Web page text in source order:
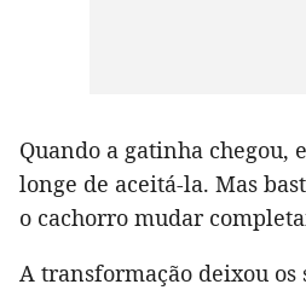
Quando a gatinha chegou,
longe de aceitá-la. Mas
o cachorro mudar
A transformação deixou os